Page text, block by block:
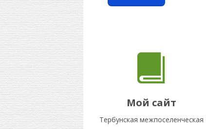
Мой сайт
Тербунская межпоселенческая